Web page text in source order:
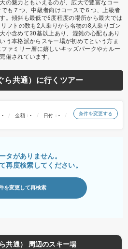
の魅力ともいえるのが、広大で豊富なコー
も７つ、中級者向けコースで６つ、上級者
。傾斜も最低で6度程度の場所から最大では
フトの数も2人乗りから名物の8人乗りゴン
小含めて30基以上あり、混雑の心配もあり
う本格派からスキー場が初めてという方ま
ァミリー層に嬉しいキッズパークやカルー
備されています。
ら共通）に行くツアー
- 金額：-
日付：-
条件を変更する
タがありません。
再度検索してください。
を変更して再検索
共通） 周辺のスキー場